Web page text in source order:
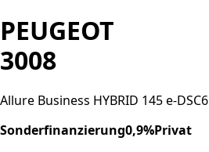
PEUGEOT
3008
Allure Business HYBRID 145 e-DSC6
Sonderfinanzierung0,9%Privat